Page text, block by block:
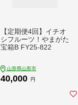
【定期便4回】イチオ
シフルーツ！やまがた
宝箱B FY25-822
山形県山形市
40,000 円